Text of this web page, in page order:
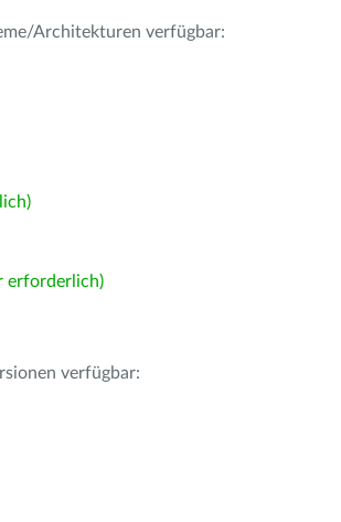
Architekturen verfügbar:
erforderlich)
verfügbar: